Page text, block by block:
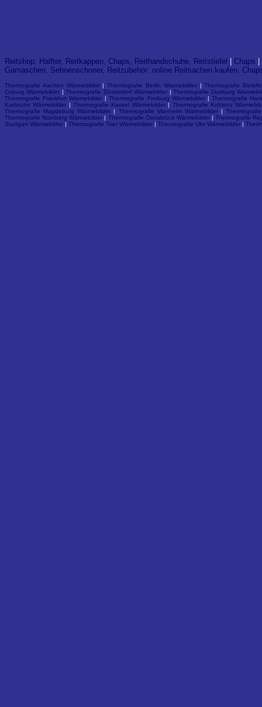
Reitshop: Halfter, Reitkappen, Chaps, Reithandschuhe, Reitstiefel Chaps
Gamaschen, Sehnenschoner, Reitzubehör: online Reitsachen kaufen,
Thermografie Aachen Wärmebilder|Thermografie Berlin Wärmebilder|Thermografie
Coburg Wärmebilder |Thermografie Düsseldorf Wärmebilder |Thermografie Duisburg
Thermografie Frankfurt Wärmebilder |Thermografie Freiburg Wärmebilder| Thermografie
Karlsruhe Wärmebilder |Thermografie Kassel Wärmebilder| Thermografie Koblenz
Thermografie Magdeburg Wärmebilder | Thermografie Manneim Wärmebilder|
Thermografie Nürnberg Wärmebilder | Thermografie Osnabrück Wärmebilder|Thermografie
Stuttgart Wärmebilder | Thermografie Trier Wärmebilder | Thermografie Ulm Wärmebilder |